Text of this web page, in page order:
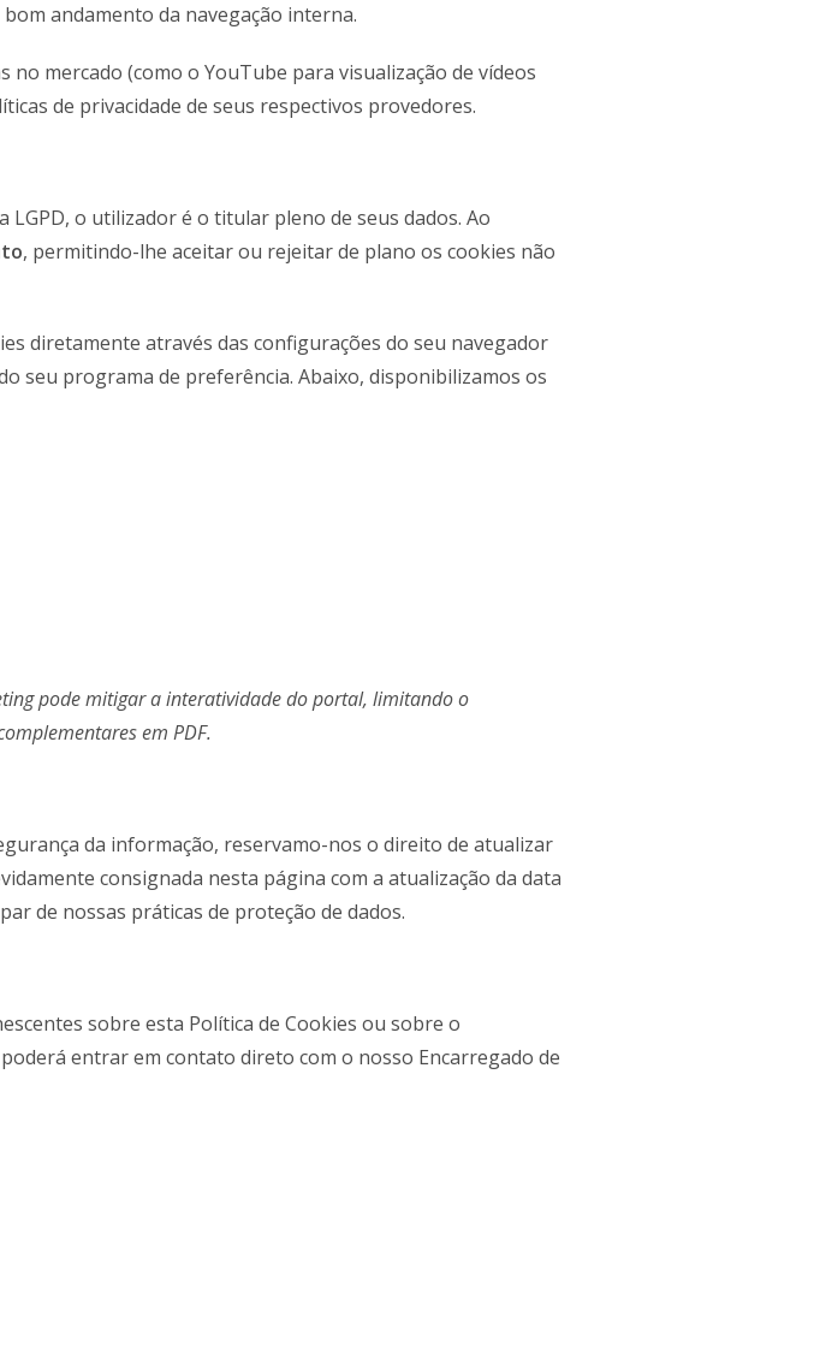
andamento da navegação interna.
mercado (como o YouTube para visualização de vídeos
de privacidade de seus respectivos provedores.
o utilizador é o titular pleno de seus dados. Ao
, permitindo-lhe aceitar ou rejeitar de plano os cookies não
diretamente através das configurações do seu navegador
seu programa de preferência. Abaixo, disponibilizamos os
pode mitigar a interatividade do portal, limitando o
em PDF.
da informação, reservamo-nos o direito de atualizar
consignada nesta página com a atualização da data
de nossas práticas de proteção de dados.
sobre esta Política de Cookies ou sobre o
entrar em contato direto com o nosso Encarregado de